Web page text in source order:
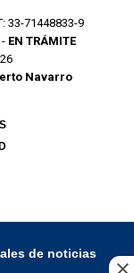
33-71448833-9
EN TRÁMITE
Navarro
de noticias